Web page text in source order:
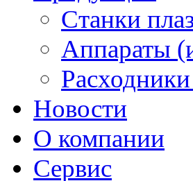
Станки
Аппараты
Новости
О компании
Сервис